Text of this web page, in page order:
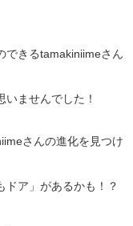
できるtamakiniimeさん
ませんでした！
さんの進化を見つけ
ドア」があるかも！？